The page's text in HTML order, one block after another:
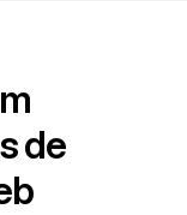
de